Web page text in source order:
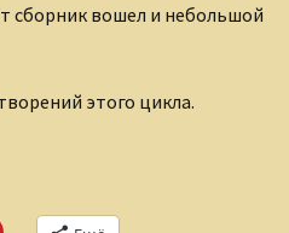
сборник вошел и небольшой
этого цикла.
Марины Цветаевой из цикла